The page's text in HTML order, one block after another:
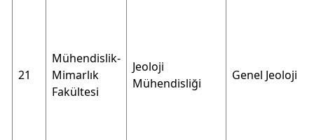
21
Mühendislik-
Mimarlık
Fakültesi
Jeoloji
Mühendisliği
Genel Jeoloji